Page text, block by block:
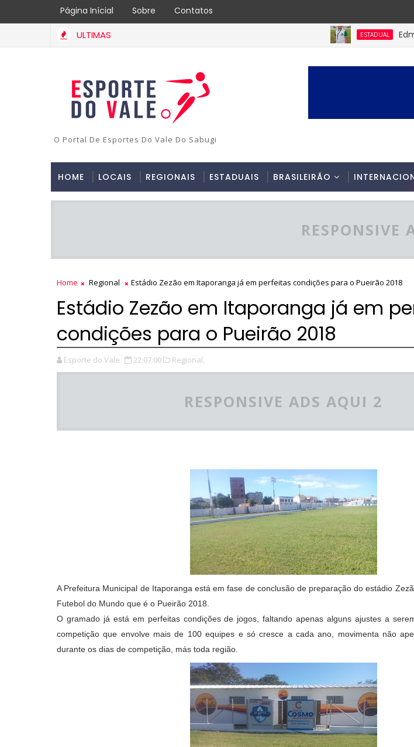
Página Inícial Sobre Contatos
ULTIMAS ESTADUAL Edmundo
O Portal De Esportes Do Vale Do Sabugi
HOME LOCAIS REGIONAIS ESTADUAIS BRASILEIRÃO
RESPONSIVE
Home Regional Estádio Zezão em Itaporanga já em perfeitas condições para o Pueirão 2018
Estádio Zezão em Itaporanga já em
condições para o Pueirão 2018
Esporte do Vale 22:07:00 Regional,
RESPONSIVE ADS AQUI 2
A Prefeitura Municipal de Itaporanga está em fase de conclusão de preparação do estádio
Futebol do Mundo que é o Pueirão 2018.
O gramado já está em perfeitas condições de jogos, faltando apenas alguns ajustes a
competição que envolve mais de 100 equipes e só cresce a cada ano, movimenta não
durante os dias de competição, más toda região.